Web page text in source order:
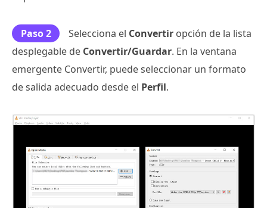
Paso 2 Selecciona el Convertir opción de la lista
desplegable de Convertir/Guardar. En la ventana
emergente Convertir, puede seleccionar un formato
de salida adecuado desde el Perfil.